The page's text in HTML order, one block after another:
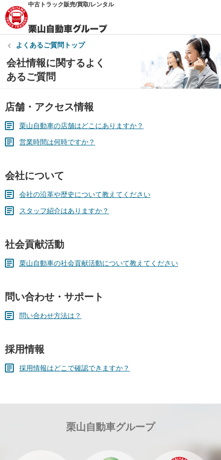
中古トラック販売/買取/レンタル
よくあるご質問トップ
会社情報に関するよく
あるご質問
店舗・アクセス情報
栗山自動車の店舗はどこにありますか？
営業時間は何時ですか？
会社について
会社の沿革や歴史について教えてください
スタッフ紹介はありますか？
社会貢献活動
栗山自動車の社会貢献活動について教えてください
問い合わせ・サポート
問い合わせ方法は？
採用情報
採用情報はどこで確認できますか？
栗山自動車グループ